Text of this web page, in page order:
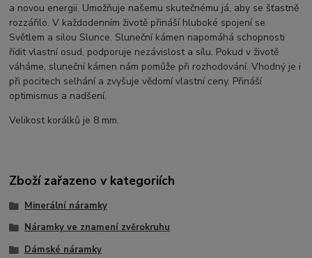
a novou energii. Umožňuje našemu skutečnému já, aby se šťastně
rozzářilo. V každodenním životě přináší hluboké spojení se
Světlem a silou Slunce. Sluneční kámen napomáhá schopnosti
řídit vlastní osud, podporuje nezávislost a sílu. Pokud v životě
váháme, sluneční kámen nám pomůže při rozhodování. Vhodný je i
při pocitech selhání a zvyšuje vědomí vlastní ceny. Přináší
optimismus a nadšení.
Velikost korálků je 8 mm.
Zboží zařazeno v kategoriích
Minerální náramky
Náramky ve znamení zvěrokruhu
Dámské náramky